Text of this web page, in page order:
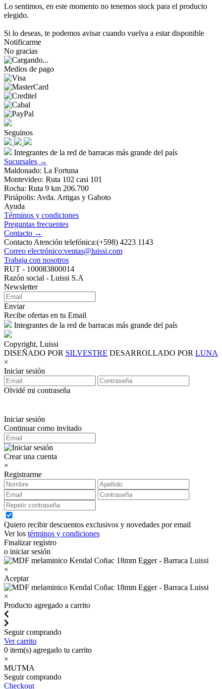
Lo sentimos, en este momento no tenemos stock para el producto
elegido.
Si lo deseas, te podemos avisar cuando vuelva a estar disponible
Notificarme
No gracias
Medios de pago
Seguinos
Integrantes de la red de barracas más grande del país
Sucursales →
Maldonado: La Fortuna
Montevideo: Ruta 102 casi 101
Rocha: Ruta 9 km 206.700
Piriápolis: Avda. Artigas y Gaboto
Ayuda
Términos y condiciones
Preguntas frecuentes
Contacto →
Contacto Atención telefónica:(+598) 4223 1143
Correo electrónico:ventas@luissi.com
Trabaja con nosotros
RUT - 100083800014
Razón social - Luissi S.A
Newsletter
Enviar
Recibe ofertas en tu Email
Integrantes de la red de barracas más grande del país
Copyright, Luissi
DISEÑADO POR SILVESTRE DESARROLLADO POR LUNA
×
Iniciar sesión
Olvidé mi contraseña
Iniciar sesión
Continuar como invitado
Crear una cuenta
×
Registrarme
Quiero recibir descuentos exclusivos y novedades por email
Ver los términos y condiciones
Finalizar registro
o iniciar sesión
×
Aceptar
×
Producto agregado a carrito
Seguir comprando
Ver carrito
0 item(s) agregado tu carrito
×
MUTMA
Seguir comprando
Checkout